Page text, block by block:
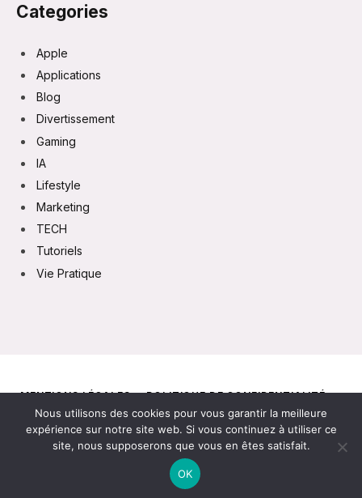
Categories
Apple
Applications
Blog
Divertissement
Gaming
IA
Lifestyle
Marketing
TECH
Tutoriels
Vie Pratique
MENTIONS LÉGALES
POLITIQUE DE CONFIDENTIALITÉ
CONTACT
© 2026
Nous utilisons des cookies pour vous garantir la meilleure
expérience sur notre site web. Si vous continuez à utiliser ce
site, nous supposerons que vous en êtes satisfait.
OK